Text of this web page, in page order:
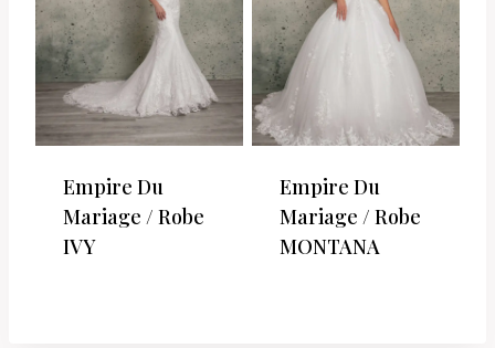
Empire Du
Mariage / Robe
IVY
Empire Du
Mariage / Robe
MONTANA